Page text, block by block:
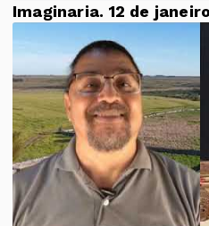
Imaginaria. 12 de